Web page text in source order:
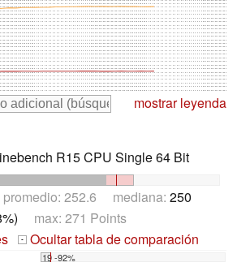
mostrar leyenda
R15 CPU Single 64 Bit
252.6 mediana: 250
max: 271 Points
- Ocultar tabla de comparación
19 -92%